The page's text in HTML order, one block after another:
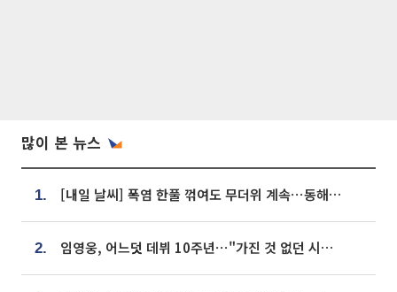
많이 본 뉴스
1. [내일 날씨] 폭염 한풀 꺾여도 무더위 계속⋯동해안 이틀 연속 비
2. 임영웅, 어느덧 데뷔 10주년⋯"가진 것 없던 시절, 내 앞엔 20명의 팬뿐"